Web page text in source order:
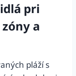
pri
a
pláží s